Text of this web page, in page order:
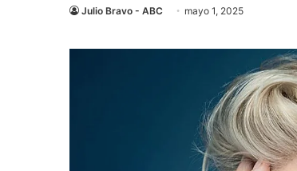
Julio Bravo - ABC mayo 1, 2025